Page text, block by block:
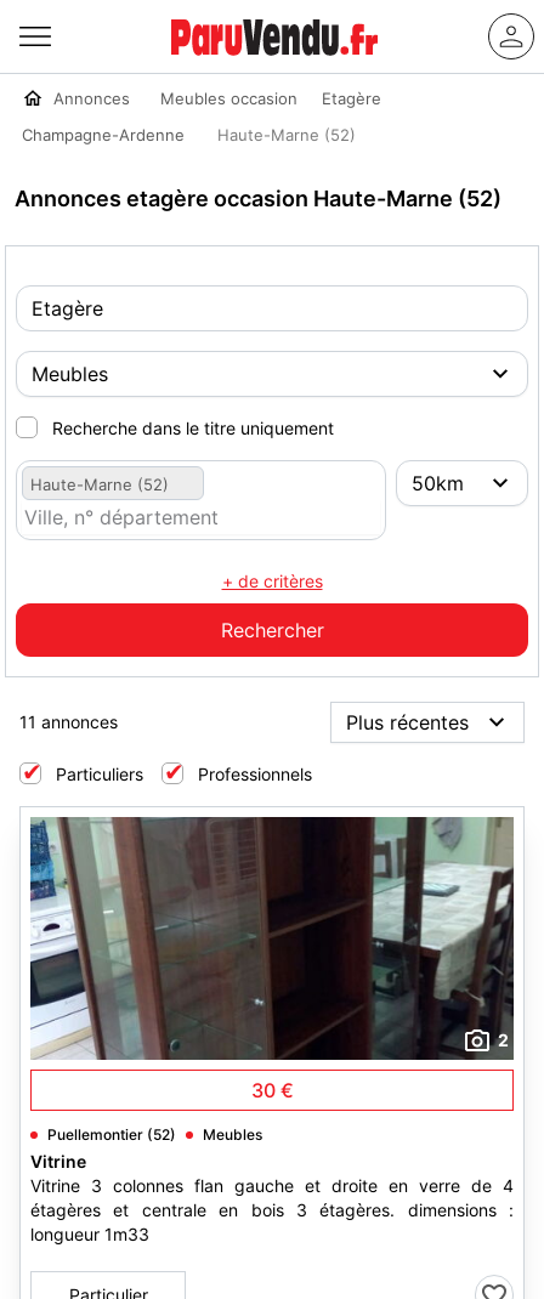
Annonces Meubles occasion
Etagère
Champagne-Ardenne
Haute-Marne (52)
Annonces etagère occasion Haute-Marne (52)
Recherche dans le titre uniquement
Haute-Marne (52)
+ de critères
11 annonces
Particuliers Professionnels
2
30 €
Puellemontier (52) Meubles
Vitrine
Vitrine 3 colonnes flan gauche et droite en verre de 4
étagères et centrale en bois 3 étagères. dimensions :
longueur 1m33
Particulier